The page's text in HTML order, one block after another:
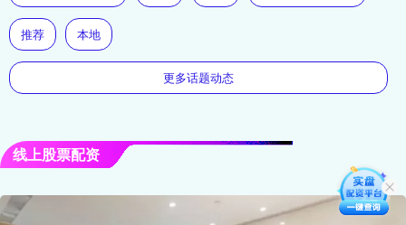
推荐 本地
更多话题动态
线上股票配资